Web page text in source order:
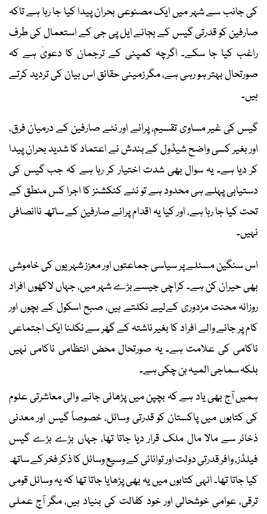
کی جانب سے شہر میں ایک مصنوعی بحران پیدا کیا جا رہا ہے تاکہ
صارفین کو قدرتی گیس کے بجائے ایل پی جی کے استعمال کی طرف
راغب کیا جا سکے۔ اگرچہ کمپنی کے ترجمان کا دعویٰ ہے کہ
صورتحال بہتر ہو رہی ہے، مگر زمینی حقائق اس بیان کی تردید کرتے
ہیں۔
گیس کی غیر مساوی تقسیم، پرانے اور نئے صارفین کے درمیان فرق،
اور بغیر کسی واضح شیڈول کے بندش نے اعتماد کا شدید بحران پیدا
کر دیا ہے۔ یہ سوال بھی شدت اختیار کر رہا ہے کہ جب گیس کی
دستیابی پہلے ہی محدود ہے تو نئے کنکشنز کا اجرا کس منطق کے
تحت کیا جا رہا ہے، اور کیا یہ اقدام پرانے صارفین کے ساتھ ناانصافی
نہیں۔
اس سنگین مسئلے پر سیاسی جماعتوں اور معزز شہریوں کی خاموشی
بھی حیران کن ہے۔ کراچی جیسے بڑے شہر میں، جہاں لاکھوں افراد
روزانہ محنت مزدوری کےلیے نکلتے ہیں، صبح اسکول کے بچوں اور
کام پر جانے والے افراد کا بغیر ناشتہ کے گھر سے نکلنا ایک اجتماعی
ناکامی کی علامت ہے۔ یہ صورتحال محض انتظامی ناکامی نہیں
بلکہ سماجی المیہ بن چکی ہے۔
ہمیں آج بھی یاد ہے کہ بچپن میں پڑھائی جانے والی معاشرتی علوم
کی کتابوں میں پاکستان کو قدرتی وسائل، خصوصاً گیس اور معدنی
ذخائر سے مالا مال ملک قرار دیا جاتا تھا، جہاں بڑے بڑے گیس
فیلڈز، وافر قدرتی دولت اور توانائی کے وسیع وسائل کا ذکر فخر کے ساتھ
کیا جاتا تھا۔ انہی کتابوں میں یہ بھی پڑھایا جاتا تھا کہ یہ وسائل قومی
ترقی، عوامی خوشحالی اور خود کفالت کی بنیاد ہیں، مگر آج عملی